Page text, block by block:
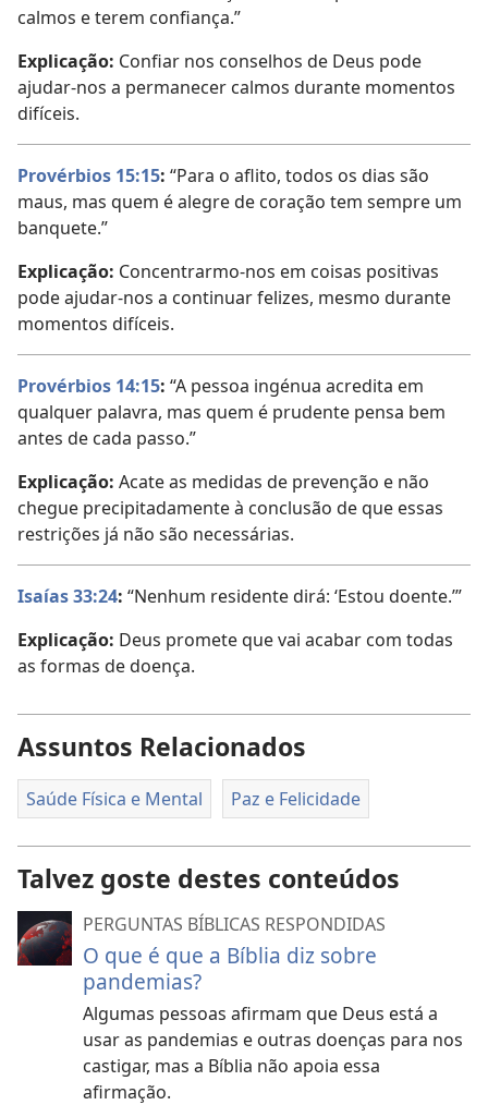
calmos e terem confiança.”
Explicação: Confiar nos conselhos de Deus pode
ajudar-nos a permanecer calmos durante momentos
difíceis.
Provérbios 15:15: “Para o aflito, todos os dias são
maus, mas quem é alegre de coração tem sempre um
banquete.”
Explicação: Concentrarmo-nos em coisas positivas
pode ajudar-nos a continuar felizes, mesmo durante
momentos difíceis.
Provérbios 14:15: “A pessoa ingénua acredita em
qualquer palavra, mas quem é prudente pensa bem
antes de cada passo.”
Explicação: Acate as medidas de prevenção e não
chegue precipitadamente à conclusão de que essas
restrições já não são necessárias.
Isaías 33:24: “Nenhum residente dirá: ‘Estou doente.’”
Explicação: Deus promete que vai acabar com todas
as formas de doença.
Assuntos Relacionados
Saúde Física e Mental Paz e Felicidade
Talvez goste destes conteúdos
PERGUNTAS BÍBLICAS RESPONDIDAS
O que é que a Bíblia diz sobre
pandemias?
Algumas pessoas afirmam que Deus está a
usar as pandemias e outras doenças para nos
castigar, mas a Bíblia não apoia essa
afirmação.